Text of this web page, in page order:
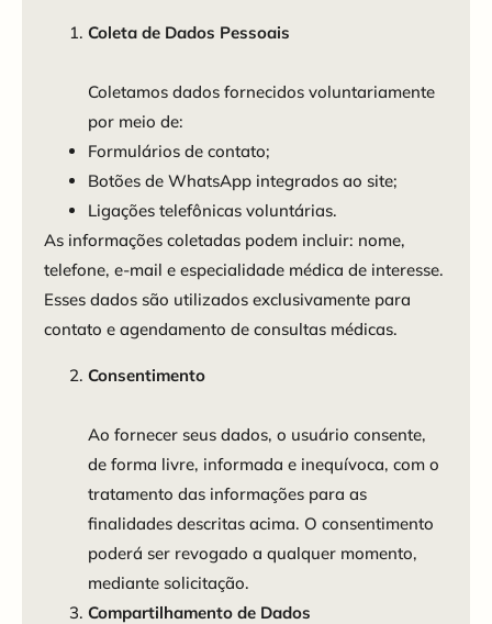
Coleta de Dados Pessoais
Coletamos dados fornecidos voluntariamente
por meio de:
Formulários de contato;
Botões de WhatsApp integrados ao site;
Ligações telefônicas voluntárias.
As informações coletadas podem incluir: nome,
telefone, e-mail e especialidade médica de interesse.
Esses dados são utilizados exclusivamente para
contato e agendamento de consultas médicas.
Consentimento
Ao fornecer seus dados, o usuário consente,
de forma livre, informada e inequívoca, com o
tratamento das informações para as
finalidades descritas acima. O consentimento
poderá ser revogado a qualquer momento,
mediante solicitação.
Compartilhamento de Dados